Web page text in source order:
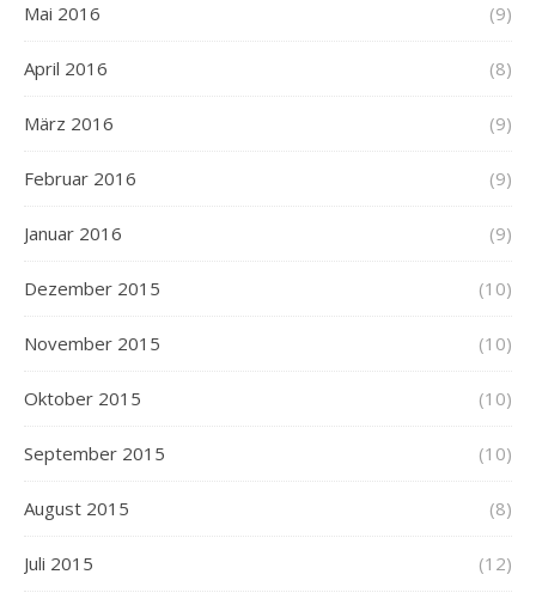
Mai 2016 (9)
April 2016 (8)
März 2016 (9)
Februar 2016 (9)
Januar 2016 (9)
Dezember 2015 (10)
November 2015 (10)
Oktober 2015 (10)
September 2015 (10)
August 2015 (8)
Juli 2015 (12)